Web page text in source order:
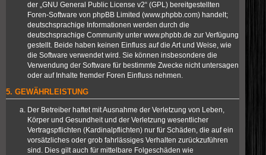
der „GNU General Public License v2“ (GPL) bereitgestellten
Foren-Software von phpBB Limited (www.phpbb.com) handelt;
deutschsprachige Informationen werden durch die
deutschsprachige Community unter www.phpbb.de zur Verfügung
gestellt. Beide haben keinen Einfluss auf die Art und Weise, wie
die Software verwendet wird. Sie können insbesondere die
Verwendung der Software für bestimmte Zwecke nicht untersagen
oder auf Inhalte fremder Foren Einfluss nehmen.
5. GEWÄHRLEISTUNG
Der Betreiber haftet mit Ausnahme der Verletzung von Leben,
Körper und Gesundheit und der Verletzung wesentlicher
Vertragspflichten (Kardinalpflichten) nur für Schäden, die auf ein
vorsätzliches oder grob fahrlässiges Verhalten zurückzuführen
sind. Dies gilt auch für mittelbare Folgeschäden wie